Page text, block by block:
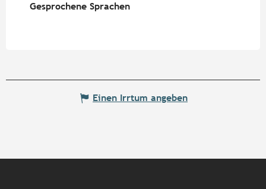
Gesprochene Sprachen
Gesprochene Sprachen
Einen Irrtum angeben